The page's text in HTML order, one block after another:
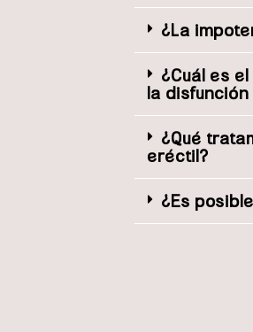
¿La
¿Cuál es
la
¿Qué
eréctil?
¿Es